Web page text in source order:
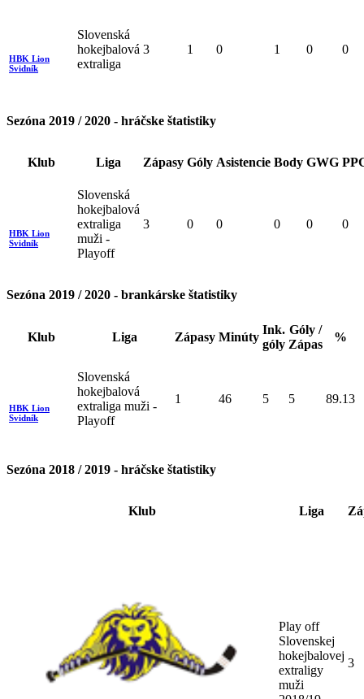
HBK Lion
Svidník
Slovenská
hokejbalová
extraliga
3 1 0 1 0 0
Sezóna 2019 / 2020 - hráčske štatistiky
Klub Liga Zápasy Góly Asistencie Body GWG
HBK Lion
Svidník
Slovenská
hokejbalová
extraliga
muži -
Playoff
3 0 0 0 0 0
Sezóna 2019 / 2020 - brankárske štatistiky
Klub Liga Zápasy Minúty
Ink.
góly
Góly /
Zápas
%
HBK Lion
Svidník
Slovenská
hokejbalová
extraliga muži -
Playoff
1 46 5 5 89.13
Sezóna 2018 / 2019 - hráčske štatistiky
Klub Liga
Play off
Slovenskej
hokejbalovej
extraligy
muži
3